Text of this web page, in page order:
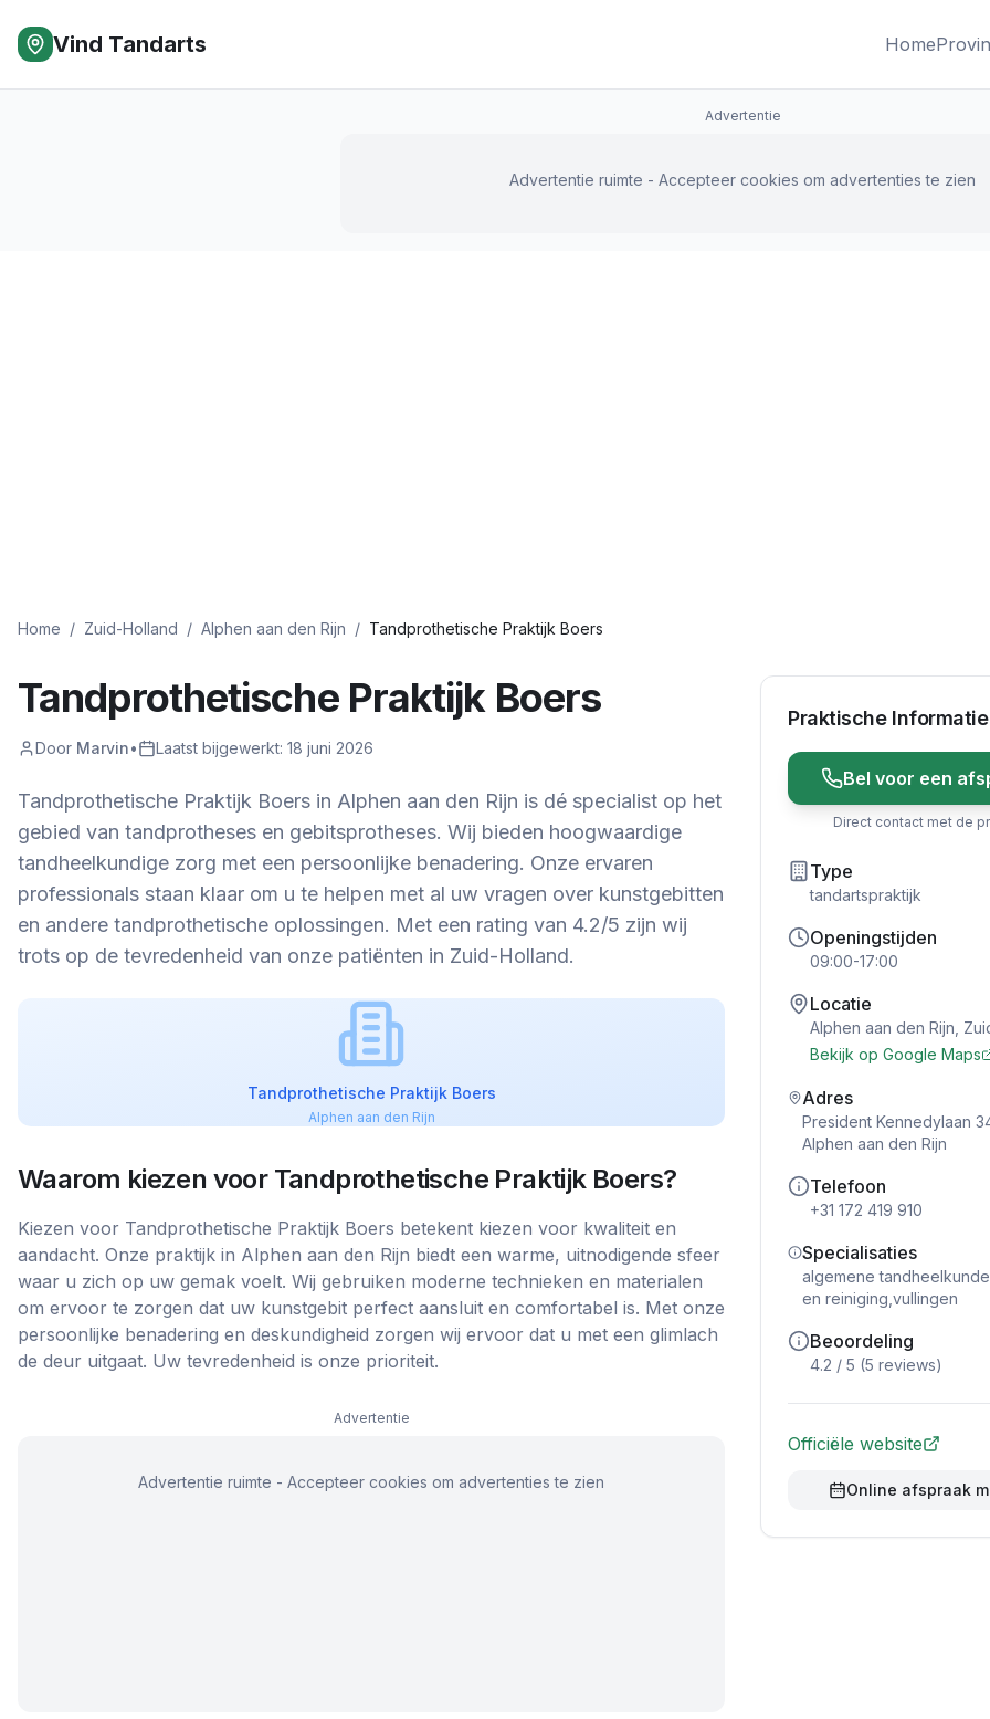
Vind Tandarts Home
Advertentie
Advertentie ruimte - Accepteer cookies om advertenties te zien
Home / Zuid-Holland / Alphen aan den Rijn / Tandprothetische Praktijk Boers
Tandprothetische Praktijk Boers
Door Marvin• Laatst bijgewerkt: 18 juni 2026
Tandprothetische Praktijk Boers in Alphen aan den Rijn is dé specialist op het
gebied van tandprotheses en gebitsprotheses. Wij bieden hoogwaardige
tandheelkundige zorg met een persoonlijke benadering. Onze ervaren
professionals staan klaar om u te helpen met al uw vragen over kunstgebitten
en andere tandprothetische oplossingen. Met een rating van 4.2/5 zijn wij
trots op de tevredenheid van onze patiënten in Zuid-Holland.
Tandprothetische Praktijk Boers
Alphen aan den Rijn
Waarom kiezen voor Tandprothetische Praktijk Boers?
Kiezen voor Tandprothetische Praktijk Boers betekent kiezen voor kwaliteit en
aandacht. Onze praktijk in Alphen aan den Rijn biedt een warme, uitnodigende sfeer
waar u zich op uw gemak voelt. Wij gebruiken moderne technieken en materialen
om ervoor te zorgen dat uw kunstgebit perfect aansluit en comfortabel is. Met onze
persoonlijke benadering en deskundigheid zorgen wij ervoor dat u met een glimlach
de deur uitgaat. Uw tevredenheid is onze prioriteit.
Advertentie
Advertentie ruimte - Accepteer cookies om advertenties te zien
Praktische Informatie
Bel voor een
Direct contact met de
Type
tandartspraktijk
Openingstijden
09:00-17:00
Locatie
Alphen aan den Rijn
Bekijk op Google Maps
Adres
President Kennedylaan
Alphen aan den Rijn
Telefoon
+31 172 419 910
Specialisaties
algemene
en reiniging,vullingen
Beoordeling
4.2 / 5 (5 reviews)
Officiële website
Online afspraak